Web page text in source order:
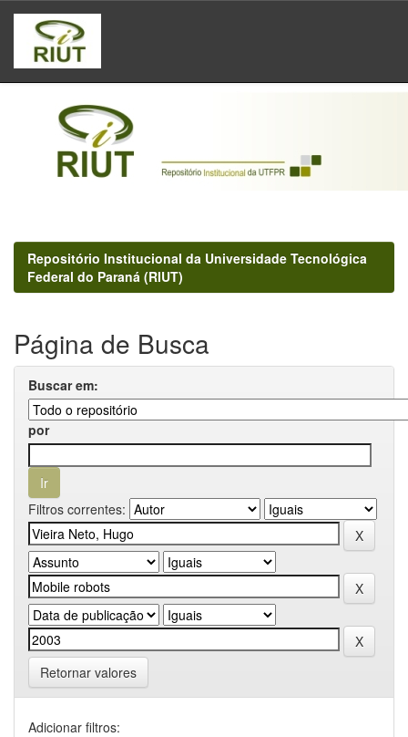
Skip
navigation
Repositório Institucional da Universidade Tecnológica
Federal do Paraná (RIUT)
Página de Busca
Buscar em:
por
Filtros correntes:
Retornar valores
Adicionar filtros: